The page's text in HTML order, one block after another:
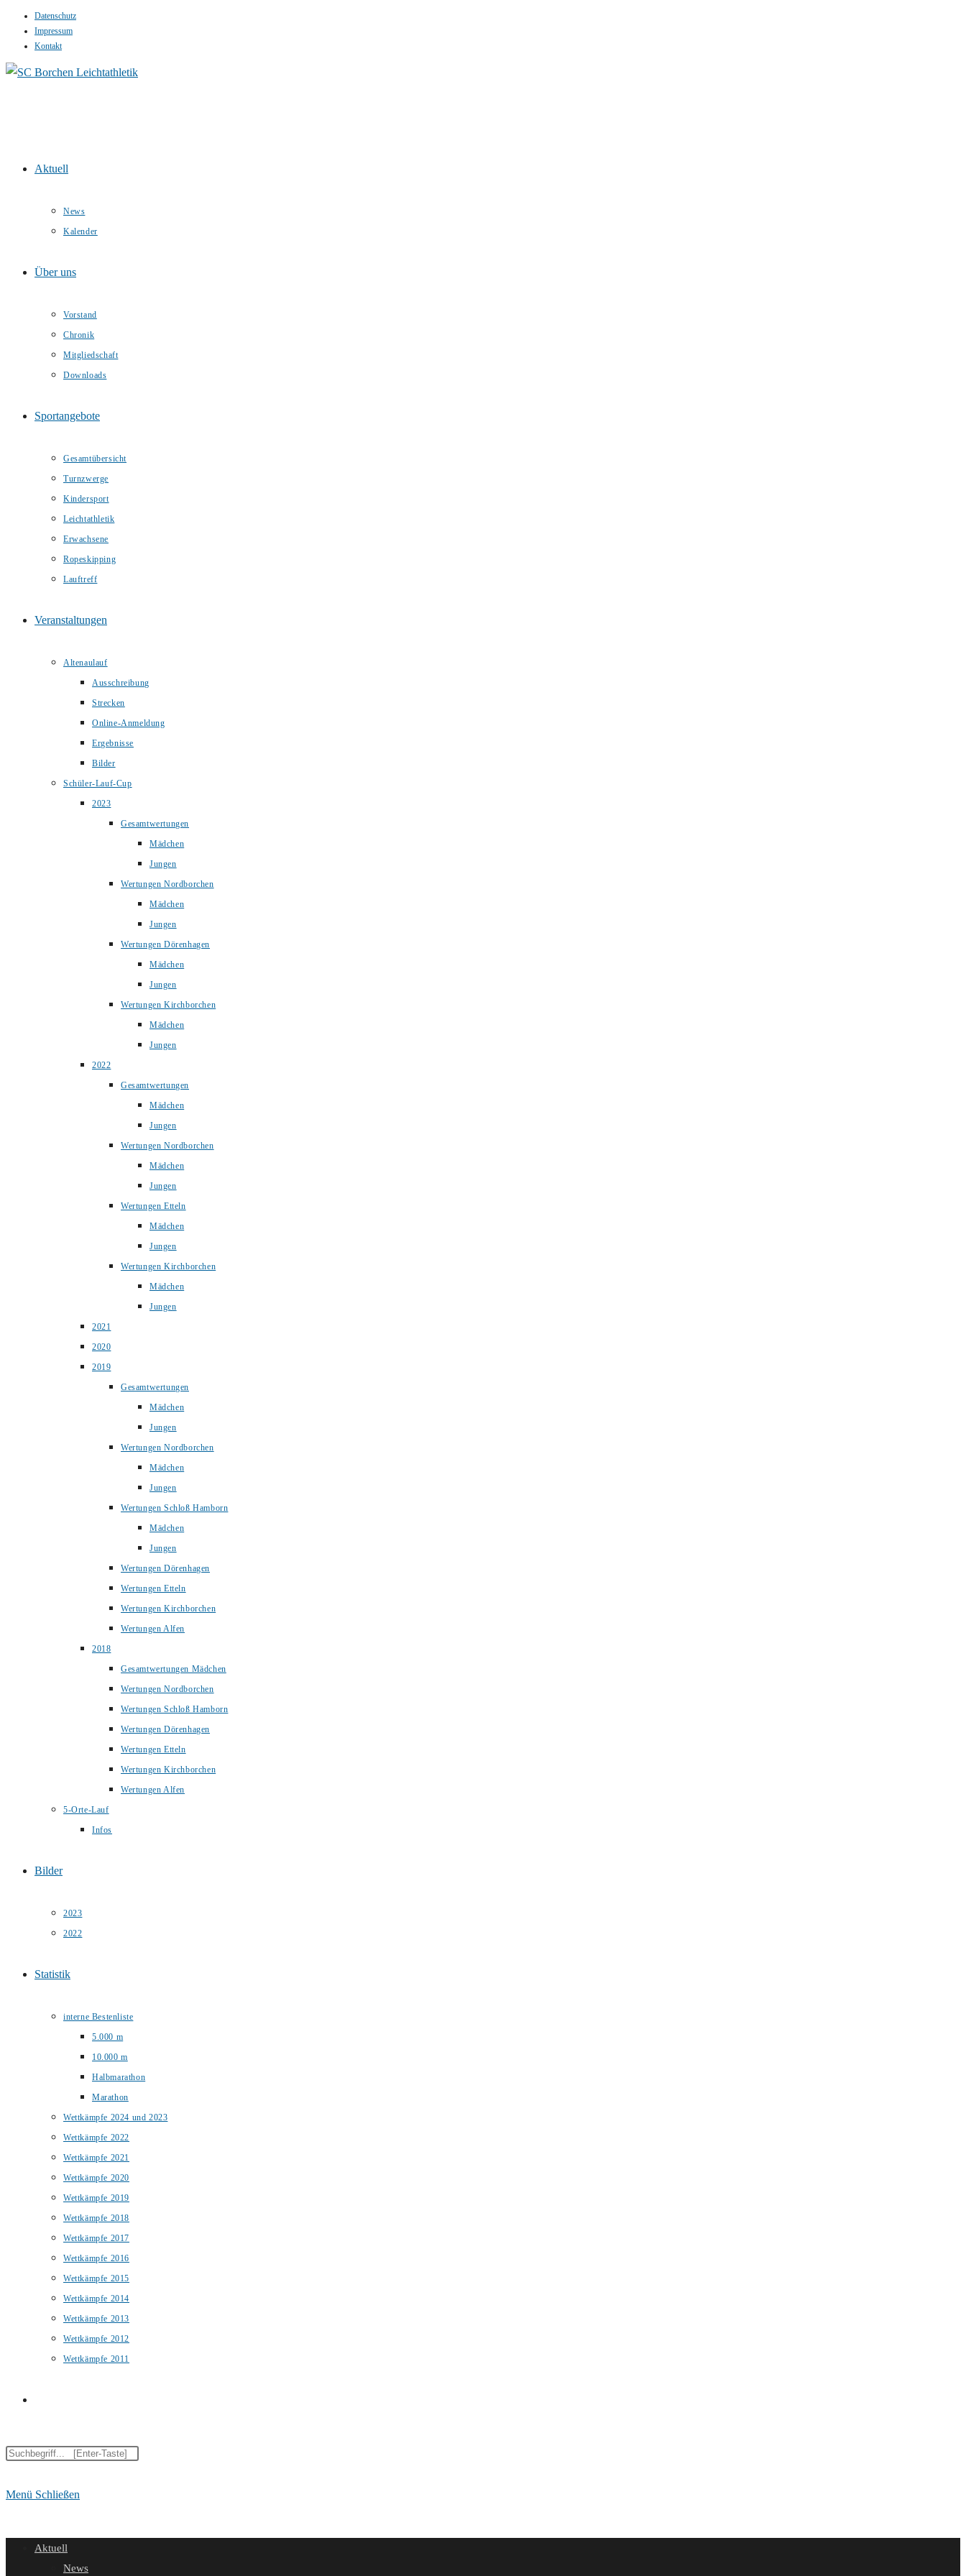
Zum
Datenschutz
Impressum
Kontakt
Aktuell
News
Kalender
Über uns
Vorstand
Chronik
Mitgliedschaft
Downloads
Sportangebote
Gesamtübersicht
Turnzwerge
Kindersport
Leichtathletik
Erwachsene
Ropeskipping
Lauftreff
Veranstaltungen
Altenaulauf
Ausschreibung
Strecken
Online-Anmeldung
Ergebnisse
Bilder
Schüler-Lauf-Cup
2023
Gesamtwertungen
Mädchen
Jungen
Wertungen Nordborchen
Mädchen
Jungen
Wertungen Dörenhagen
Mädchen
Jungen
Wertungen Kirchborchen
Mädchen
Jungen
2022
Gesamtwertungen
Mädchen
Jungen
Wertungen Nordborchen
Mädchen
Jungen
Wertungen Etteln
Mädchen
Jungen
Wertungen Kirchborchen
Mädchen
Jungen
2021
2020
2019
Gesamtwertungen
Mädchen
Jungen
Wertungen Nordborchen
Mädchen
Jungen
Wertungen Schloß Hamborn
Mädchen
Jungen
Wertungen Dörenhagen
Wertungen Etteln
Wertungen Kirchborchen
Wertungen Alfen
2018
Gesamtwertungen Mädchen
Wertungen Nordborchen
Wertungen Schloß Hamborn
Wertungen Dörenhagen
Wertungen Etteln
Wertungen Kirchborchen
Wertungen Alfen
5-Orte-Lauf
Infos
Bilder
2023
2022
Statistik
interne Bestenliste
5.000 m
10.000 m
Halbmarathon
Marathon
Wettkämpfe 2024 und 2023
Wettkämpfe 2022
Wettkämpfe 2021
Wettkämpfe 2020
Wettkämpfe 2019
Wettkämpfe 2018
Wettkämpfe 2017
Wettkämpfe 2016
Wettkämpfe 2015
Wettkämpfe 2014
Wettkämpfe 2013
Wettkämpfe 2012
Wettkämpfe 2011
Suche
Diese
durchsuchen
Menü Schließen
Aktuell
News